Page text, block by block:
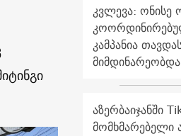
კვლევა: ონისე
კამპანია
მიმდინარეობდა
აზერბაიჯანში
მომხმარებელი